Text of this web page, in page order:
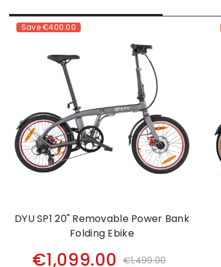
Save€400.00
DYU SP1 20" Removable Power Bank
Folding Ebike
€1,099.00 €1,499.00